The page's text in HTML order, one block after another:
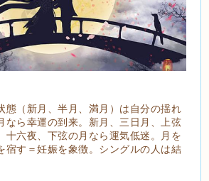
態（新月、半月、満月）は自分の揺れ
なら幸運の到来。新月、三日月、上弦
十六夜、下弦の月なら運気低迷。月を
宿す＝妊娠を象徴。シングルの人は結